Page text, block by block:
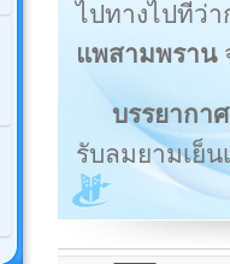
ไปทางไปที่ว่
แพสามพราน
บรรยากาศ
รับลมยามเย็